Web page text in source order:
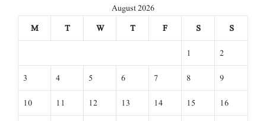
August 2026
M
T W T F S
S
1
2
3
4 5 6 7 8
9
10
11 12 13 14 15
16